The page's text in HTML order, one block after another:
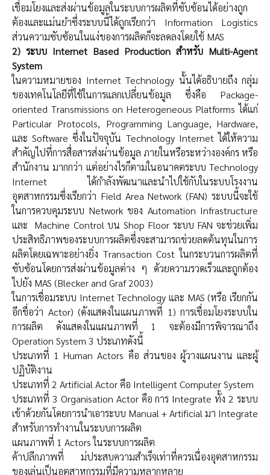
เชื่อมโยงและส่งผ่านข้อมูลในระบบการผลิตที่ซับซ้อนได้อย่างถูก
ต้องและแม่นยำซึ่งระบบนี้ได้ถูกเรียกว่า Information Logistics
ส่วนความซับซ้อนในแง่ของการผลิตก็จะลดลงโดยใช้ MAS
2) ระบบ Internet Based Production สำหรับ Multi-Agent
System
ในความหมายของ Internet Technology นั้นได้อธิบายถึง กลุ่ม
ของเทคโนโลยีที่ใช้ในการแลกเปลี่ยนข้อมูล ซึ่งคือ Package-
oriented Transmissions on Heterogeneous Platforms ได้แก่
Particular Protocols, Programming Language, Hardware,
และ Software ซึ่งในปัจจุบัน Technology Internet ได้ให้ความ
สำคัญไปที่การสื่อสารส่งผ่านข้อมูล ภายในหรือระหว่างองค์กร หรือ
สำนักงาน มากกว่า แต่อย่างไรก็ตามในอนาคตระบบ Technology
Internet ได้กำลังพัฒนาและนำไปใช้กับในระบบโรงงาน
อุตสาหกรรมซึ่งเรียกว่า Field Area Network (FAN) ระบบนี้จะใช้
ในการควบคุมระบบ Network ของ Automation Infrastructure
และ Machine Control บน Shop Floor ระบบ FAN จะช่วยเพิ่ม
ประสิทธิภาพของระบบการผลิตซึ่งจะสามารถช่วยลดต้นทุนในการ
ผลิตโดยเฉพาะอย่างยิ่ง Transaction Cost ในกระบวนการผลิตที่
ซับซ้อนโดยการส่งผ่านข้อมูลต่าง ๆ ด้วยความรวดเร็วและถูกต้อง
ไปยัง MAS (Blecker and Graf 2003)
ในการเชื่อมระบบ Internet Technology และ MAS (หรือ เรียกกัน
อีกชื่อว่า Actor) (ดังแสดงในแผนภาพที่ 1) การเชื่อมโยงระบบใน
การผลิต ดังแสดงในแผนภาพที่ 1 จะต้องมีการพิจารณาถึง
Operation System 3 ประเภทดังนี้
ประเภทที่ 1 Human Actors คือ ส่วนของ ผู้วางแผนงาน และผู้
ปฏิบัติงาน
ประเภทที่ 2 Artificial Actor คือ Intelligent Computer System
ประเภทที่ 3 Organisation Actor คือ การ Integrate ทั้ง 2 ระบบ
เข้าด้วยกันโดยการนำเอาระบบ Manual + Artificial มา Integrate
สำหรับการทำงานในระบบการผลิต
แผนภาพที่ 1 Actors ในระบบการผลิต
ค้าปลีกภาพที่ ม่ประสบความสำเร็จเท่าที่ควรเนื่องอุตสาหกรรม
ของเล่นเป็นอุตสาหกรรมที่มีความหลากหลาย